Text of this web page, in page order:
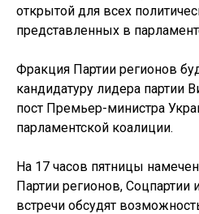
открытой для всех
представленных в
Фракция Партии регионов
кандидатуру лидера партии
пост Премьер-министра
парламентской коалиции.
На 17 часов пятницы
Партии регионов, Соцпартии
встречи обсудят